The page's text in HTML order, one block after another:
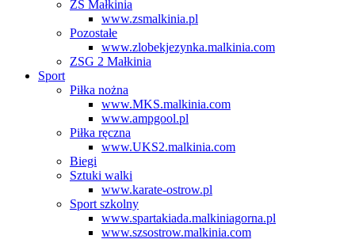
ZS Małkinia
www.zsmalkinia.pl
Pozostałe
www.zlobekjezynka.malkinia.com
ZSG 2 Małkinia
Sport
Piłka nożna
www.MKS.malkinia.com
www.ampgool.pl
Piłka ręczna
www.UKS2.malkinia.com
Biegi
Sztuki walki
www.karate-ostrow.pl
Sport szkolny
www.spartakiada.malkiniagorna.pl
www.szsostrow.malkinia.com